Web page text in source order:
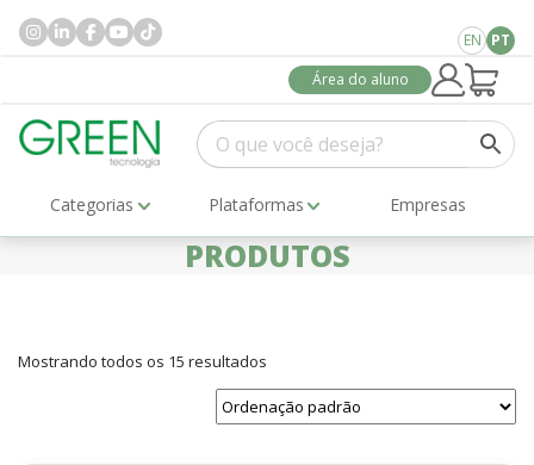
EN PT
Área do aluno
Categorias Plataformas Empresas
PRODUTOS
Mostrando todos os 15 resultados